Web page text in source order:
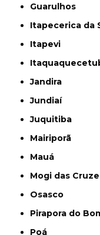
Guarulhos
Itapecerica da
Itapevi
Jandira
Jundiaí
Juquitiba
Mairiporã
Mauá
Mogi das
Osasco
Pirapora do
Poá